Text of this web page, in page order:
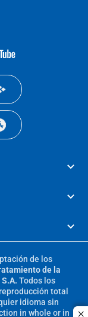
youtube-
de los
de la
S.A. Todos los
total
idioma sin
in whole or in